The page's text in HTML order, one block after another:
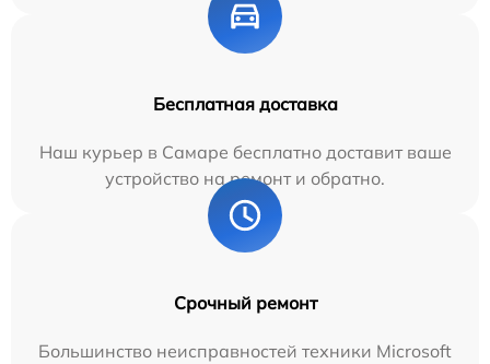
Бесплатная доставка
Наш курьер в Самаре бесплатно доставит ваше
устройство на ремонт и обратно.
Срочный ремонт
Большинство неисправностей техники Microsoft